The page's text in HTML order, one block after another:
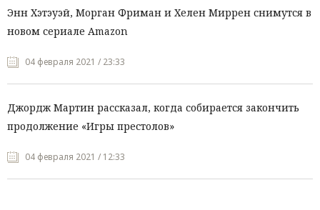
Энн Хэтэуэй, Морган Фриман и Хелен Миррен снимутся в
новом сериале Amazon
04 февраля 2021 / 23:33
Джордж Мартин рассказал, когда собирается закончить
продолжение «Игры престолов»
04 февраля 2021 / 12:33